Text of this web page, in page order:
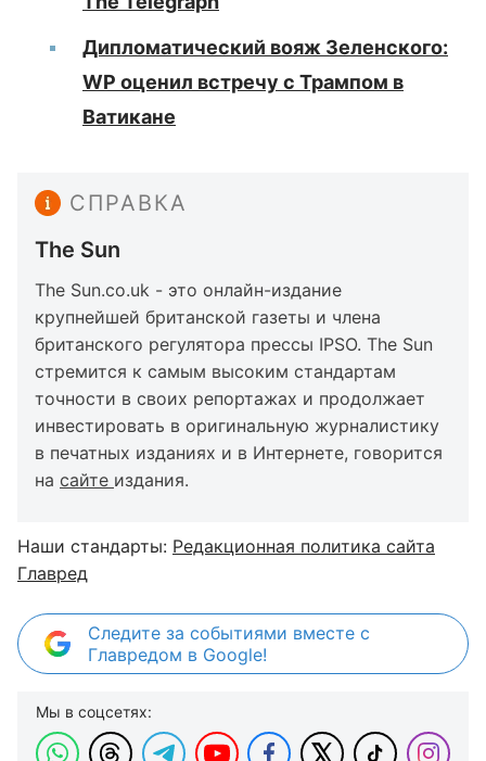
Дипломатический вояж Зеленского:
WP оценил встречу с Трампом в
Ватикане
СПРАВКА
The Sun
The Sun.co.uk - это онлайн-издание
крупнейшей британской газеты и члена
британского регулятора прессы IPSO. The Sun
стремится к самым высоким стандартам
точности в своих репортажах и продолжает
инвестировать в оригинальную журналистику
в печатных изданиях и в Интернете, говорится
на сайте издания.
Наши стандарты: Редакционная политика сайта
Главред
Следите за событиями вместе с
Главредом в Google!
Мы в соцсетях: